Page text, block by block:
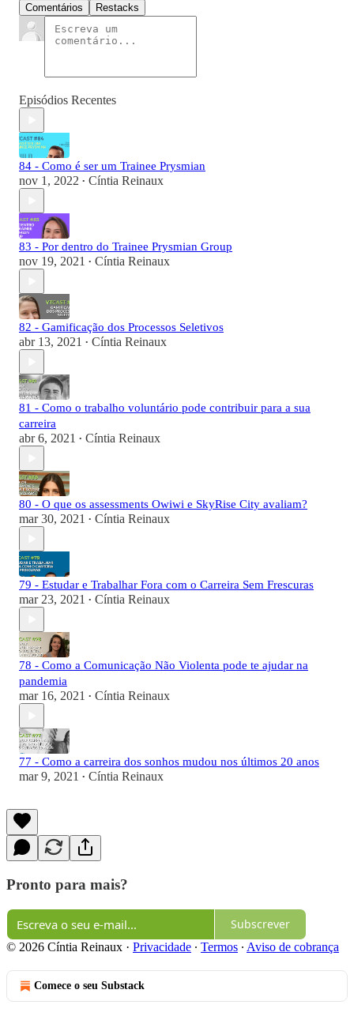
Comentários Restacks
Episódios Recentes
84 - Como é ser um Trainee Prysmian
nov 1, 2022 • Cíntia Reinaux
83 - Por dentro do Trainee Prysmian Group
nov 19, 2021 • Cíntia Reinaux
82 - Gamificação dos Processos Seletivos
abr 13, 2021 • Cíntia Reinaux
81 - Como o trabalho voluntário pode contribuir para a sua
carreira
abr 6, 2021 • Cíntia Reinaux
80 - O que os assessments Owiwi e SkyRise City avaliam?
mar 30, 2021 • Cíntia Reinaux
79 - Estudar e Trabalhar Fora com o Carreira Sem Frescuras
mar 23, 2021 • Cíntia Reinaux
78 - Como a Comunicação Não Violenta pode te ajudar na
pandemia
mar 16, 2021 • Cíntia Reinaux
77 - Como a carreira dos sonhos mudou nos últimos 20 anos
mar 9, 2021 • Cíntia Reinaux
Pronto para mais?
Subscrever
© 2026 Cíntia Reinaux · Privacidade ∙ Termos ∙ Aviso de cobrança
Comece o seu Substack